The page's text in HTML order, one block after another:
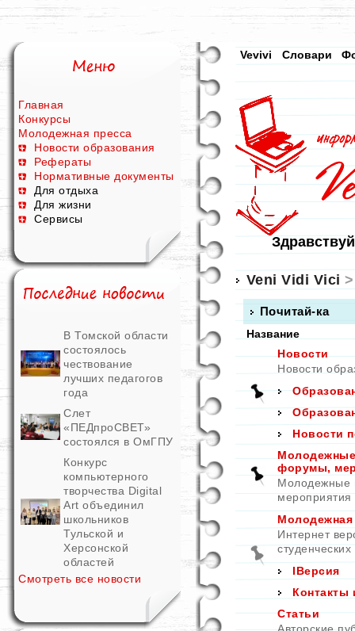
Главная
Конкурсы
Молодежная пресса
Новости образования
Рефераты
Нормативные документы
Для отдыха
Для жизни
Сервисы
В Томской области
состоялось
чествование
лучших педагогов
года
Слет
«ПЕДпроСВЕТ»
состоялся в ОмГПУ
Конкурс
компьютерного
творчества Digital
Art объединил
школьников
Тульской и
Херсонской
областей
Смотреть все новости
Vevivi Словари
Veni Vidi Vici
Почитай-ка
Название
Новости
Новости
Новости
Молодежные
форумы,
Молодежные
мероприятия
Молодежная
Интернет
IВерсия
Контакты
Статьи